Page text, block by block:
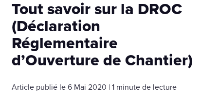
Tout savoir sur la DROC
(Déclaration
Réglementaire
d’Ouverture de Chantier)
Article publié le 6 Mai 2020 | 1 minute de lecture